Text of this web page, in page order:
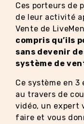
Ces porteurs de
de leur activité
Vente de
compris qu’ils
sans devenir
système de
Ce système en
au travers de
vidéo, un expert
faire et vous